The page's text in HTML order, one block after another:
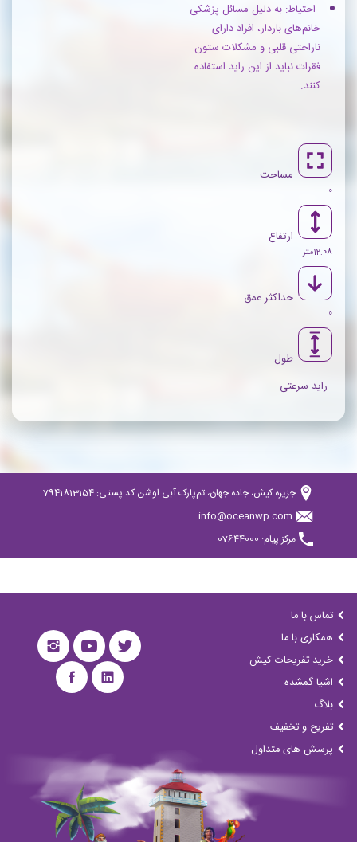
احتیاط: به دلیل مسائل پزشکی
خانم‌های باردار، افراد دارای
ناراحتی قلبی و مشکلات ستون
فقرات نباید از این راید استفاده
کنند.
مساحت
0
ارتفاع
12.08متر
حداکثر عمق
0
طول
راید سرعتی
جزیره کیش، جاده جهان، تم‌پارک آبی اوشن کد پستی: 7941813154
info@oceanwp.com
مرکز پیام: 07644000
تماس با ما
همکاری با ما
خرید تفریحات کیش
اشیا گمشده
بلاگ
تفریح و تخفیف
پرسش های متداول